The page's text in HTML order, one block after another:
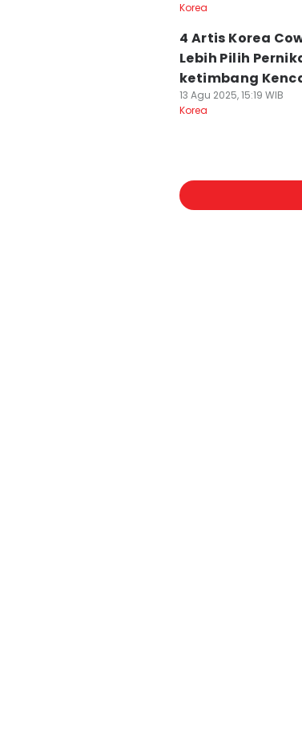
Korea
4 Artis Korea
Lebih Pilih
ketimbang
13 Agu 2025, 15:19 WIB
Korea